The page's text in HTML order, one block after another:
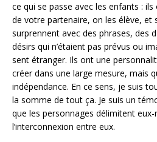
ce qui se passe avec les enfants :
de votre partenaire, on les élève, et
surprennent avec des phrases, des
désirs qui n’étaient pas prévus ou
sent étranger. Ils ont une
créer dans une large mesure, mais
indépendance. En ce sens, je suis
la somme de tout ça. Je suis un
que les personnages délimitent
l’interconnexion entre eux.